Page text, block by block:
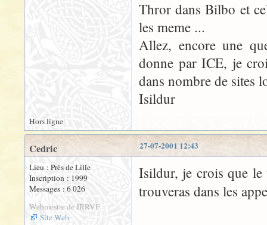
Thror dans Bilbo et
les meme ...
Allez, encore une
donne par ICE, je
dans nombre de sites
Isildur
Hors ligne
27-07-2001 12:43
Cedric
Lieu : Près de Lille
Inscription : 1999
Messages : 6 026
Webmestre de JRRVF
Site Web
Isildur, je crois que le
trouveras dans les